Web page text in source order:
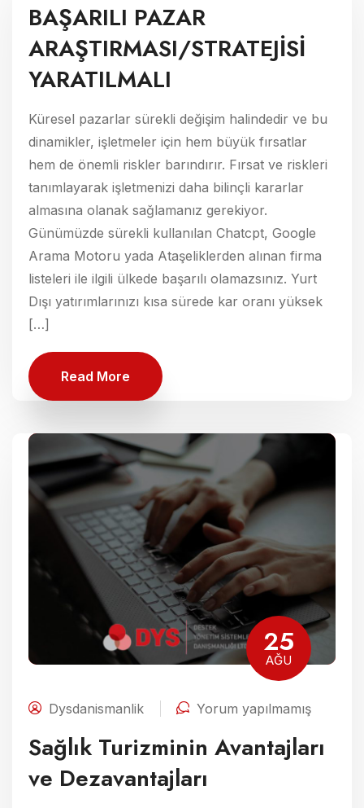
BAŞARILI PAZAR
ARAŞTIRMASI/STRATEJİSİ
YARATILMALI
Küresel pazarlar sürekli değişim halindedir ve bu
dinamikler, işletmeler için hem büyük fırsatlar
hem de önemli riskler barındırır. Fırsat ve riskleri
tanımlayarak işletmenizi daha bilinçli kararlar
almasına olanak sağlamanız gerekiyor.
Günümüzde sürekli kullanılan Chatcpt, Google
Arama Motoru yada Ataşeliklerden alınan firma
listeleri ile ilgili ülkede başarılı olamazsınız. Yurt
Dışı yatırımlarınızı kısa sürede kar oranı yüksek
[…]
Read More
25
AĞU
Dysdanismanlik Yorum yapılmamış
Sağlık Turizminin Avantajları
ve Dezavantajları